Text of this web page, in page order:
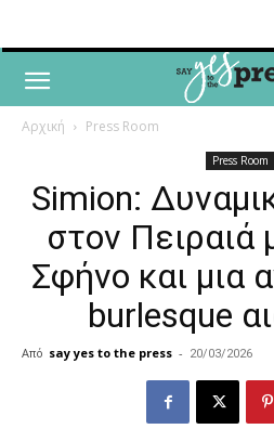
Αρχική Press Room
Press Room
Simion:
στον Πειραιά
Σφήνο και μια
burlesque
Από say yes to the press - 20/03/2026